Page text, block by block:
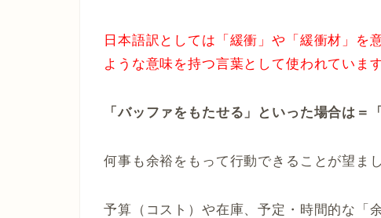
日本語訳としては「緩衝」や「緩衝材」を
ような意味を持つ言葉として使われています
「バッファをもたせる」といった場合は＝
何事も余裕をもって行動できることが望ま
予算（コスト）や在庫、予定・時間的な「